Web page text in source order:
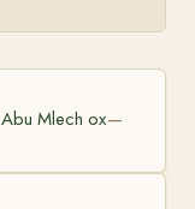
Abu Mlech ox—